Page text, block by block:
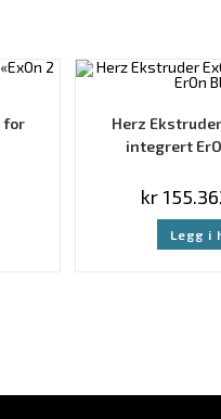
for
Herz
integrert
kr
Legg i